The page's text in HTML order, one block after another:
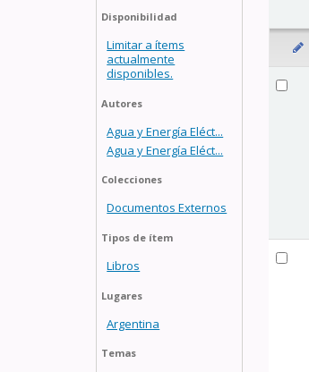
Disponibilidad
Limitar a ítems
actualmente
disponibles.
Autores
Agua y Energía Eléct...
Agua y Energía Eléct...
Colecciones
Documentos Externos
Tipos de ítem
Libros
Lugares
Argentina
Temas